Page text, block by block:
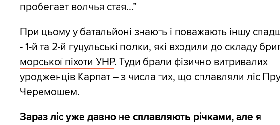
пробегает волчья стая...”
При цьому у батальйоні знають і поважають іншу
- 1-й та 2-й гуцульські полки, які входили до cкладу
морської піхоти УНР. Туди брали фізично витривалих
уродженців Карпат – з числа тих, що сплавляли ліс
Черемошем.
Зараз ліс уже давно не сплавляють річками, але я